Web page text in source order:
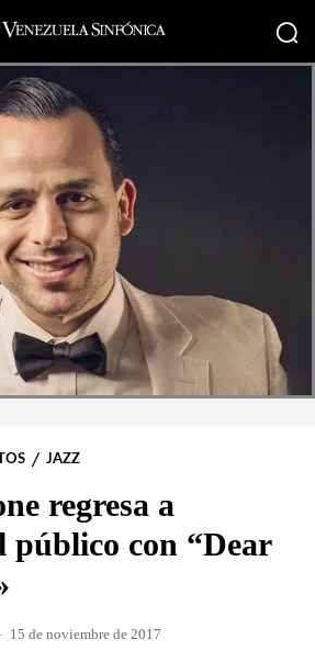
JAZZ
regresa a
público con “Dear
15 de noviembre de 2017